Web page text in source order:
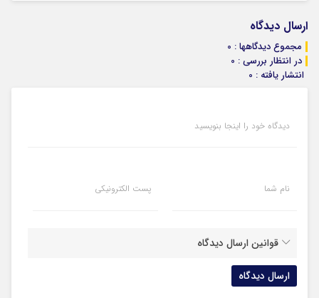
ارسال دیدگاه
مجموع دیدگاهها : 0
در انتظار بررسی : 0
انتشار یافته : 0
دیدگاه خود را اینجا بنویسید
نام شما پست الکترونیکی
قوانین ارسال دیدگاه